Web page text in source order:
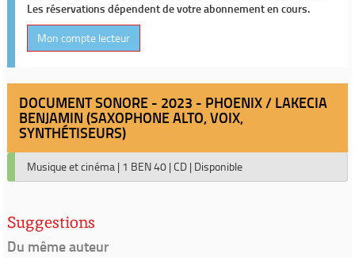
Les réservations dépendent de votre abonnement en cours.
Mon compte lecteur
DOCUMENT SONORE - 2023 - PHOENIX / LAKECIA
BENJAMIN (SAXOPHONE ALTO, VOIX,
SYNTHÉTISEURS)
Musique et cinéma | 1 BEN 40 | CD | Disponible
Suggestions
Du même auteur